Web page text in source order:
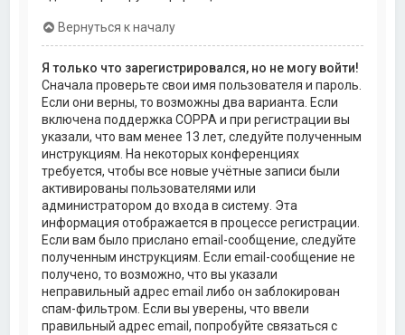
Вернуться к началу
Я только что зарегистрировался, но не могу войти!
Сначала проверьте свои имя пользователя и пароль.
Если они верны, то возможны два варианта. Если
включена поддержка COPPA и при регистрации вы
указали, что вам менее 13 лет, следуйте полученным
инструкциям. На некоторых конференциях
требуется, чтобы все новые учётные записи были
активированы пользователями или
администратором до входа в систему. Эта
информация отображается в процессе регистрации.
Если вам было прислано email-сообщение, следуйте
полученным инструкциям. Если email-сообщение не
получено, то возможно, что вы указали
неправильный адрес email либо он заблокирован
спам-фильтром. Если вы уверены, что ввели
правильный адрес email, попробуйте связаться с